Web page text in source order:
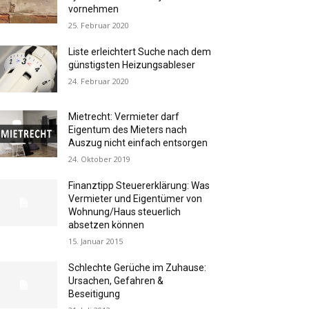
vornehmen
25. Februar 2020
Liste erleichtert Suche nach dem
günstigsten Heizungsableser
24. Februar 2020
Mietrecht: Vermieter darf
Eigentum des Mieters nach
Auszug nicht einfach entsorgen
24. Oktober 2019
Finanztipp Steuererklärung: Was
Vermieter und Eigentümer von
Wohnung/Haus steuerlich
absetzen können
15. Januar 2015
Schlechte Gerüche im Zuhause:
Ursachen, Gefahren &
Beseitigung